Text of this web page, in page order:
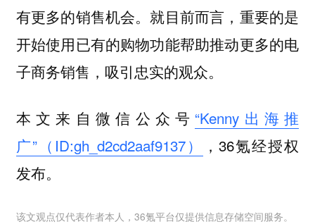
有更多的销售机会。就目前而言，重要的是
开始使用已有的购物功能帮助推动更多的电
子商务销售，吸引忠实的观众。
本文来自微信公众号 “Kenny出海推
广”（ID:gh_d2cd2aaf9137）
，36氪经授权
发布。
该文观点仅代表作者本人，36氪平台仅提供信息存储空间服务。